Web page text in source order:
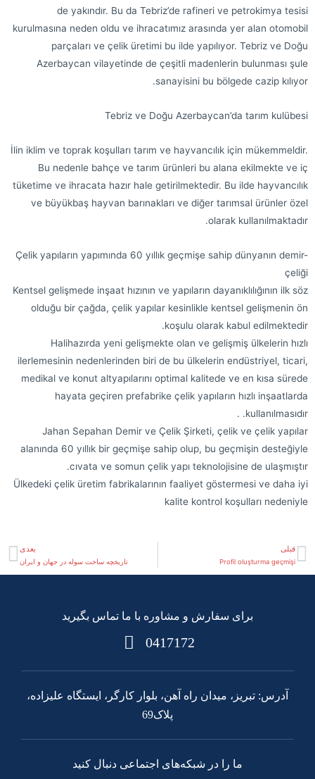
de yakındır. Bu da Tebriz’de rafineri ve petrokimya tesisi
kurulmasına neden oldu ve ihracatımız arasında yer alan otomobil
parçaları ve çelik üretimi bu ilde yapılıyor. Tebriz ve Doğu
Azerbaycan vilayetinde de çeşitli madenlerin bulunması şule
sanayisini bu bölgede cazip kılıyor.
Tebriz ve Doğu Azerbaycan’da tarım kulübesi
İlin iklim ve toprak koşulları tarım ve hayvancılık için mükemmeldir.
Bu nedenle bahçe ve tarım ürünleri bu alana ekilmekte ve iç
tüketime ve ihracata hazır hale getirilmektedir. Bu ilde hayvancılık
ve büyükbaş hayvan barınakları ve diğer tarımsal ürünler özel
olarak kullanılmaktadır.
Çelik yapıların yapımında 60 yıllık geçmişe sahip dünyanın demir-
çeliği
Kentsel gelişmede inşaat hızının ve yapıların dayanıklılığının ilk söz
olduğu bir çağda, çelik yapılar kesinlikle kentsel gelişmenin ön
koşulu olarak kabul edilmektedir.
Halihazırda yeni gelişmekte olan ve gelişmiş ülkelerin hızlı
ilerlemesinin nedenlerinden biri de bu ülkelerin endüstriyel, ticari,
medikal ve konut altyapılarını optimal kalitede ve en kısa sürede
hayata geçiren prefabrike çelik yapıların hızlı inşaatlarda
kullanılmasıdır. .
Jahan Sepahan Demir ve Çelik Şirketi, çelik ve çelik yapılar
alanında 60 yıllık bir geçmişe sahip olup, bu geçmişin desteğiyle
cıvata ve somun çelik yapı teknolojisine de ulaşmıştır.
Ülkedeki çelik üretim fabrikalarının faaliyet göstermesi ve daha iyi
kalite kontrol koşulları nedeniyle
قبلی
Profil oluşturma geçmişi
بعدی
تاریخچه ساخت سوله در جهان و ایران
برای سفارش و مشاوره با ما تماس بگیرید
0417172
آدرس: تبریز، میدان راه آهن، بلوار کارگر، ایستگاه علیزاده،
پلاک69
ما را در شبکه‌های اجتماعی دنبال کنید